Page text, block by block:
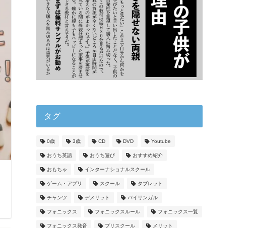
タグ
0歳 3歳 CD DVD Youtube
おうち英語 おうち遊び おすすめ紹介
おもちゃ インターナショナルスクール
ゲーム・アプリ スクール タブレット
チャンツ デメリット バイリンガル
フォニックス フォニックスルール フォニックス一覧
フォニックス発音 プリスクール メリット